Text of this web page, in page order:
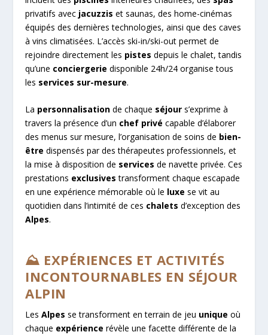
privatifs avec jacuzzis et saunas, des home-cinémas
équipés des dernières technologies, ainsi que des caves
à vins climatisées. L’accès ski-in/ski-out permet de
rejoindre directement les pistes depuis le chalet, tandis
qu’une conciergerie disponible 24h/24 organise tous
les services sur-mesure.
La personnalisation de chaque séjour s’exprime à
travers la présence d’un chef privé capable d’élaborer
des menus sur mesure, l’organisation de soins de bien-
être dispensés par des thérapeutes professionnels, et
la mise à disposition de services de navette privée. Ces
prestations exclusives transforment chaque escapade
en une expérience mémorable où le luxe se vit au
quotidien dans l’intimité de ces chalets d’exception des
Alpes.
⛰️ EXPÉRIENCES ET ACTIVITÉS
INCONTOURNABLES EN SÉJOUR
ALPIN
LesAlpes se transforment en terrain de jeu unique où
chaque expérience révèle une facette différente de la